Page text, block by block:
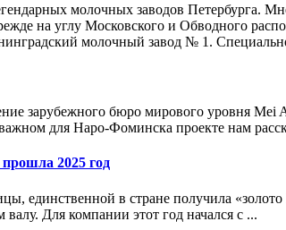
молочных заводов Петербурга.
на углу Московского и Обводного
молочный завод № 1.
зарубежного бюро мирового уровня Mei
для Наро-Фоминска проекте нам
2025 год
единственной в стране получила «золото
Для компании этот год начался с ...